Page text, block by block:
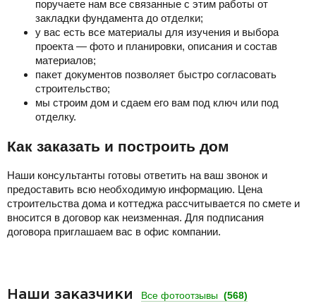
поручаете нам все связанные с этим работы от
закладки фундамента до отделки;
у вас есть все материалы для изучения и выбора
проекта — фото и планировки, описания и состав
материалов;
пакет документов позволяет быстро согласовать
строительство;
мы строим дом и сдаем его вам под ключ или под
отделку.
Как заказать и построить дом
Наши консультанты готовы ответить на ваш звонок и
предоставить всю необходимую информацию. Цена
строительства дома и коттеджа рассчитывается по смете и
вносится в договор как неизменная. Для подписания
договора приглашаем вас в офис компании.
Наши заказчики Все фотоотзывы (568)